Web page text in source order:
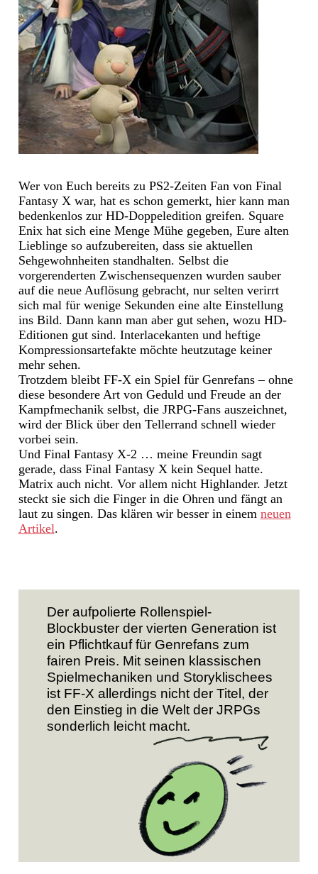
Wer von Euch bereits zu PS2-Zeiten Fan von Final
Fantasy X war, hat es schon gemerkt, hier kann man
bedenkenlos zur HD-Doppeledition greifen. Square
Enix hat sich eine Menge Mühe gegeben, Eure alten
Lieblinge so aufzubereiten, dass sie aktuellen
Sehgewohnheiten standhalten. Selbst die
vorgerenderten Zwischensequenzen wurden sauber
auf die neue Auflösung gebracht, nur selten verirrt
sich mal für wenige Sekunden eine alte Einstellung
ins Bild. Dann kann man aber gut sehen, wozu HD-
Editionen gut sind. Interlacekanten und heftige
Kompressionsartefakte möchte heutzutage keiner
mehr sehen.
Trotzdem bleibt FF-X ein Spiel für Genrefans – ohne
diese besondere Art von Geduld und Freude an der
Kampfmechanik selbst, die JRPG-Fans auszeichnet,
wird der Blick über den Tellerrand schnell wieder
vorbei sein.
Und Final Fantasy X-2 … meine Freundin sagt
gerade, dass Final Fantasy X kein Sequel hatte.
Matrix auch nicht. Vor allem nicht Highlander. Jetzt
steckt sie sich die Finger in die Ohren und fängt an
laut zu singen. Das klären wir besser in einem neuen
Artikel.
Der aufpolierte Rollenspiel-
Blockbuster der vierten Generation ist
ein Pflichtkauf für Genrefans zum
fairen Preis. Mit seinen klassischen
Spielmechaniken und Storyklischees
ist FF-X allerdings nicht der Titel, der
den Einstieg in die Welt der JRPGs
sonderlich leicht macht.